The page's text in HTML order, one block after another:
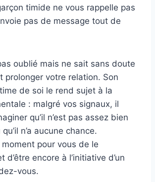
timide ne vous rappelle pas
pas de message tout de
oublié mais ne sait sans doute
prolonger votre relation. Son
de soi le rend sujet à la
: malgré vos signaux, il
qu’il n’est pas assez bien
n’a aucune chance.
moment pour vous de le
d’être encore à l’initiative d’un
vous.